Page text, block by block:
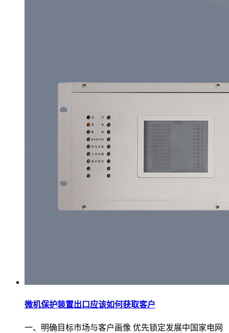
微机保护装置出口应该如何获取客户
一、明确目标市场与客户画像 优先锁定发展中国家电网